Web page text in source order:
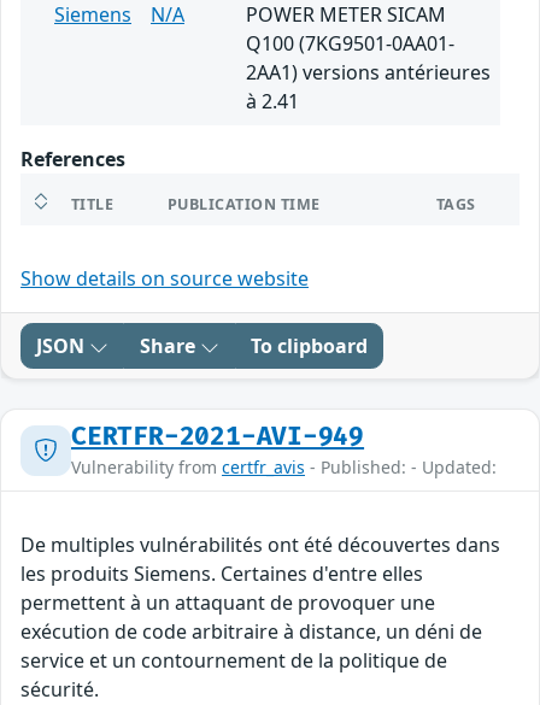
Siemens
N/A
POWER METER SICAM
Q100 (7KG9501-0AA01-
2AA1) versions antérieures
à 2.41
References
TITLE PUBLICATION TIME TAGS
Show details on source website
JSON Share To clipboard
CERTFR-2021-AVI-949
Vulnerability from certfr_avis - Published: - Updated:
De multiples vulnérabilités ont été découvertes dans
les produits Siemens. Certaines d'entre elles
permettent à un attaquant de provoquer une
exécution de code arbitraire à distance, un déni de
service et un contournement de la politique de
sécurité.